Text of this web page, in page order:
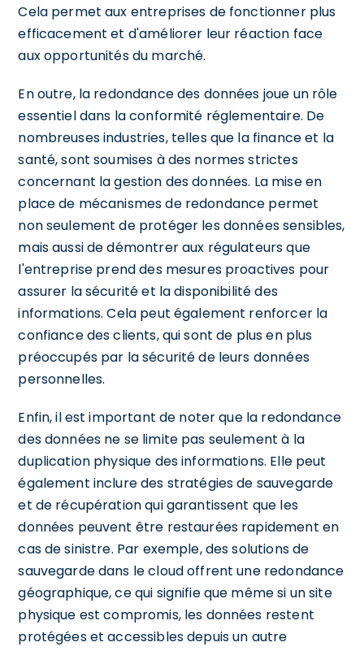
Cela permet aux entreprises de fonctionner plus
efficacement et d'améliorer leur réaction face
aux opportunités du marché.
En outre, la redondance des données joue un rôle
essentiel dans la conformité réglementaire. De
nombreuses industries, telles que la finance et la
santé, sont soumises à des normes strictes
concernant la gestion des données. La mise en
place de mécanismes de redondance permet
non seulement de protéger les données sensibles,
mais aussi de démontrer aux régulateurs que
l'entreprise prend des mesures proactives pour
assurer la sécurité et la disponibilité des
informations. Cela peut également renforcer la
confiance des clients, qui sont de plus en plus
préoccupés par la sécurité de leurs données
personnelles.
Enfin, il est important de noter que la redondance
des données ne se limite pas seulement à la
duplication physique des informations. Elle peut
également inclure des stratégies de sauvegarde
et de récupération qui garantissent que les
données peuvent être restaurées rapidement en
cas de sinistre. Par exemple, des solutions de
sauvegarde dans le cloud offrent une redondance
géographique, ce qui signifie que même si un site
physique est compromis, les données restent
protégées et accessibles depuis un autre